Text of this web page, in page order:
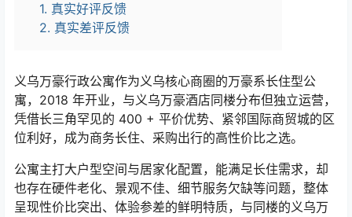
1. 真实好评反馈
2. 真实差评反馈
义乌万豪行政公寓作为义乌核心商圈的万豪系长住型公
寓， 2018 年开业，与义乌万豪酒店同楼分布但独立运营，
凭借长三角罕见的 400 + 平价优势、紧邻国际商贸城的区
位利好，成为商务长住、采购出行的高性价比之选。
公寓主打大户型空间与居家化配置，能满足长住需求，却
也存在硬件老化、景观不佳、细节服务欠缺等问题，整体
呈现性价比突出、体验参差的鲜明特质，与同楼的义乌万